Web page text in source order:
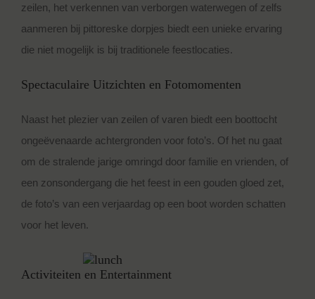
zeilen, het verkennen van verborgen waterwegen of zelfs
aanmeren bij pittoreske dorpjes biedt een unieke ervaring
die niet mogelijk is bij traditionele feestlocaties.
Spectaculaire Uitzichten en Fotomomenten
Naast het plezier van zeilen of varen biedt een boottocht
ongeëvenaarde achtergronden voor foto’s. Of het nu gaat
om de stralende jarige omringd door familie en vrienden, of
een zonsondergang die het feest in een gouden gloed zet,
de foto’s van een verjaardag op een boot worden schatten
voor het leven.
Activiteiten en Entertainment